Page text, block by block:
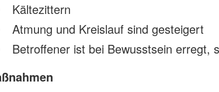
Kältezittern
Atmung und Kreislauf sind gesteigert
Betroffener ist bei Bewusstsein erregt,